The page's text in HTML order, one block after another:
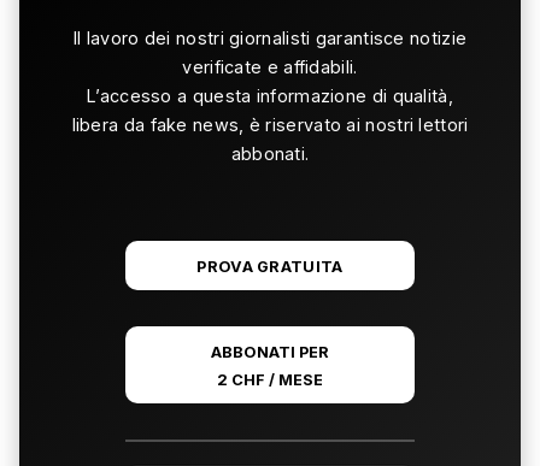
Il lavoro dei nostri giornalisti garantisce notizie
verificate e affidabili.
L’accesso a questa informazione di qualità,
libera da fake news, è riservato ai nostri lettori
abbonati.
PROVA GRATUITA
ABBONATI PER
2 CHF / MESE